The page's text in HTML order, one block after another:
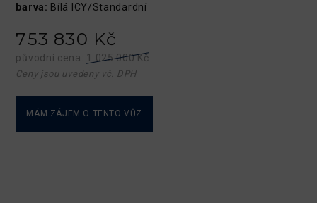
barva: Bílá ICY/Standardní
753 830 Kč
původní cena: 1 025 000 Kč
Ceny jsou uvedeny vč. DPH
MÁM ZÁJEM O TENTO VŮZ